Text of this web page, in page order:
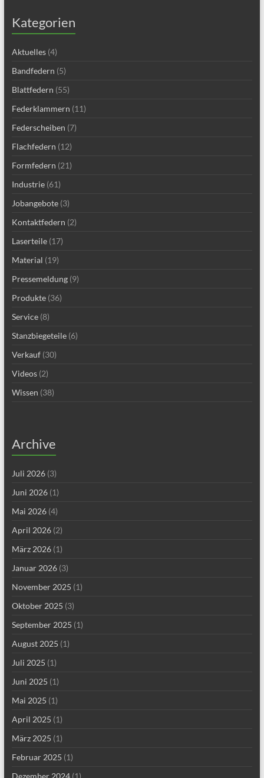
Kategorien
Aktuelles(4)
Bandfedern (5)
Blattfedern (55)
Federklammern (11)
Federscheiben (7)
Flachfedern (12)
Formfedern (21)
Industrie(61)
Jobangebote(3)
Kontaktfedern (2)
Laserteile(17)
Material (19)
Pressemeldung(9)
Produkte(36)
Service(8)
Stanzbiegeteile(6)
Verkauf(30)
Videos(2)
Wissen (38)
Archive
Juli 2026(3)
Juni 2026(1)
Mai 2026(4)
April 2026(2)
März 2026(1)
Januar 2026(3)
November 2025 (1)
Oktober 2025 (3)
September 2025 (1)
August 2025 (1)
Juli 2025 (1)
Juni 2025 (1)
Mai 2025 (1)
April 2025 (1)
März 2025 (1)
Februar 2025 (1)